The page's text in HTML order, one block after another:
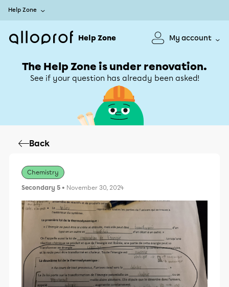
Help Zone
Help Zone My account
The Help Zone is under renovation.
See if your question has already been asked!
Back
Chemistry
Secondary 5 • November 30, 2024